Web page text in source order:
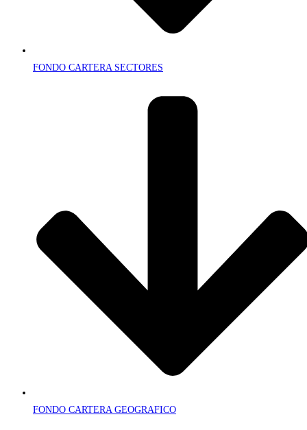
FONDO CARTERA SECTORES
FONDO CARTERA GEOGRAFICO